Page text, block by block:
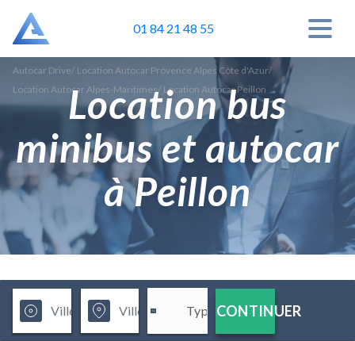
01 84 21 48 55
Autocar Drive/ Location Autocar Provence Alpes Côte d'Azur/
Location Autocar Alpes-Maritimes/ Location Autocar Peillon
Location bus
minibus et autocar
à Peillon
CONTINUER